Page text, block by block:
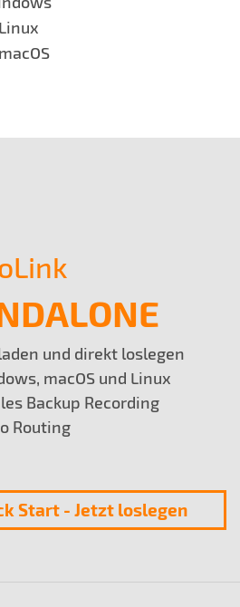
und direkt loslegen
macOS und Linux
Backup Recording
Routing
Start - Jetzt loslegen